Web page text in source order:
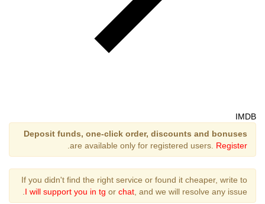
IMDB
Deposit funds, one-click order, discounts and bonuses
are available only for registered users. Register
If you didn't find the right service or found it cheaper, write to
I will support you in tg or chat , and we will resolve any issue.